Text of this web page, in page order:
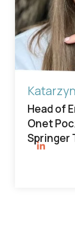
Head of
Onet
Springer